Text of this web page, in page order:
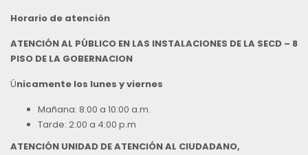
Horario de atención
ATENCIÓN AL PÚBLICO EN LAS INSTALACIONES DE LA SECD – 8
PISO DE LA GOBERNACION
Únicamente los lunes y viernes
Mañana: 8:00 a 10:00 a.m.
Tarde: 2:00 a 4:00 p.m
ATENCIÓN UNIDAD DE ATENCIÓN AL CIUDADANO,